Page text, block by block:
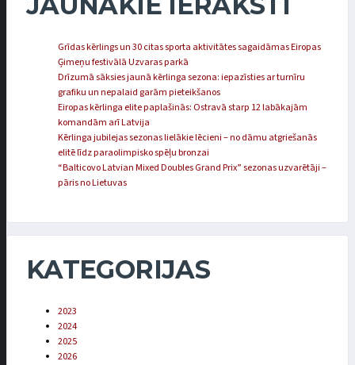
Grīdas kērlings un 30 citas sporta aktivitātes sagaidāmas Eiropas
Ģimeņu festivālā Uzvaras parkā
Drīzumā sāksies jaunā kērlinga sezona: iepazīsties ar turnīru
grafiku un nepalaid garām pieteikšanos
Eiropas kērlinga elite paplašinās: Ostravā starp 12 labākajām
komandām arī Latvija
Kērlinga jubilejas sezonas lielākie lēcieni – no dāmu atgriešanās
elitē līdz paraolimpisko spēļu bronzai
“Balticovo Latvian Mixed Doubles Grand Prix” sezonas uzvarētāji –
pāris no Lietuvas
KATEGORIJAS
2023
2024
2025
2026